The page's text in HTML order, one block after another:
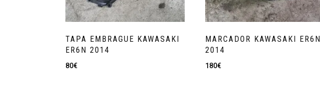
TAPA EMBRAGUE KAWASAKI
ER6N 2014
80€
MARCADOR KAWASAKI ER6N
2014
180€